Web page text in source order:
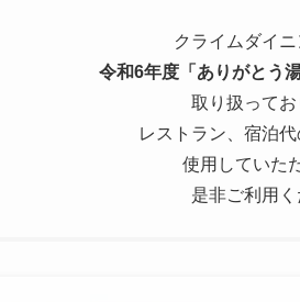
クライムダイ
令和6年度「ありがとう
取り扱ってお
レストラン、宿泊
使用していた
是非ご利用